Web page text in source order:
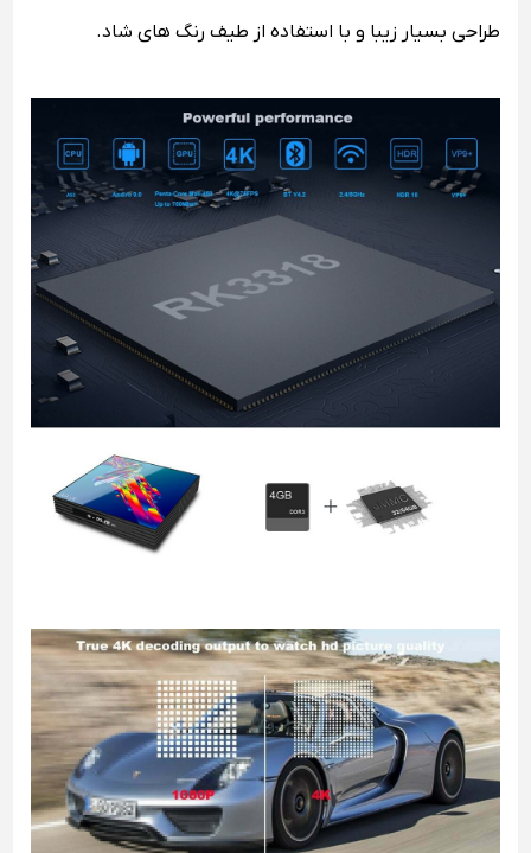
طراحی بسیار زیبا و با استفاده از طیف رنگ های شاد.